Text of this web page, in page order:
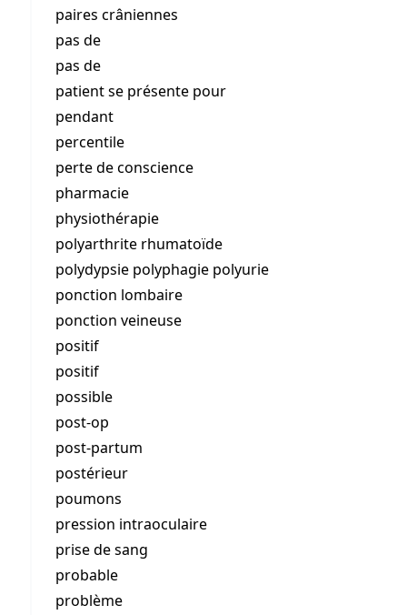
paires crâniennes
pas de
pas de
patient se présente pour
pendant
percentile
perte de conscience
pharmacie
physiothérapie
polyarthrite rhumatoïde
polydypsie polyphagie polyurie
ponction lombaire
ponction veineuse
positif
positif
possible
post-op
post-partum
postérieur
poumons
pression intraoculaire
prise de sang
probable
problème